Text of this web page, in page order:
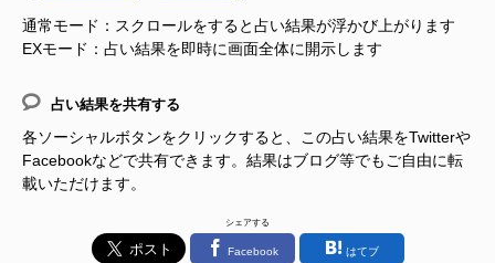
通常モード：スクロールをすると占い結果が浮かび上がります
EXモード：占い結果を即時に画面全体に開示します
占い結果を共有する
各ソーシャルボタンをクリックすると、この占い結果をTwitterや
Facebookなどで共有できます。結果はブログ等でもご自由に転
載いただけます。
シェアする
Facebook はてブ